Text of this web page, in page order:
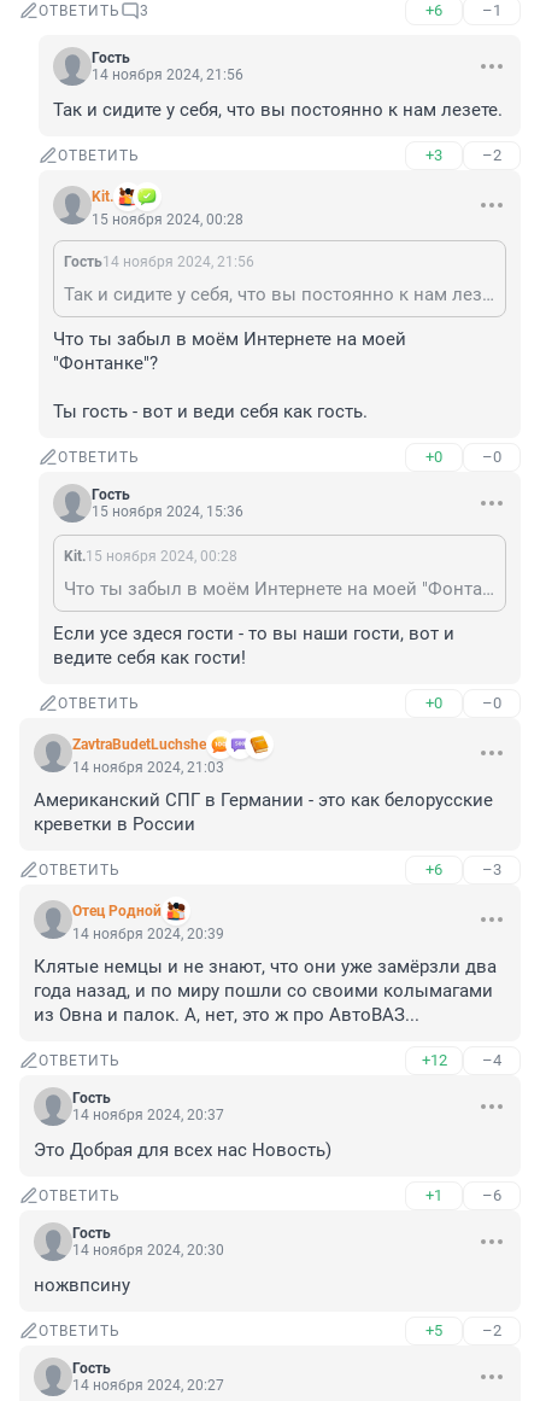
ОТВЕТИТЬ 3 +6 –1
Гость
14 ноября 2024, 21:56
Так и сидите у себя, что вы постоянно к нам лезете.
ОТВЕТИТЬ +3 –2
Kit.
15 ноября 2024, 00:28
Гость14 ноября 2024, 21:56
Так и сидите у себя, что вы постоянно к нам лезете.
Что ты забыл в моём Интернете на моей
"Фонтанке"?
Ты гость - вот и веди себя как гость.
ОТВЕТИТЬ +0 –0
Гость
15 ноября 2024, 15:36
Kit.15 ноября 2024, 00:28
Что ты забыл в моём Интернете на моей "Фонтанке"? Ты гость - вот и веди себя как гость.
Если усе здеся гости - то вы наши гости, вот и
ведите себя как гости!
ОТВЕТИТЬ +0 –0
ZavtraBudetLuchshe
14 ноября 2024, 21:03
Американский СПГ в Германии - это как белорусские
креветки в России
ОТВЕТИТЬ +6 –3
Отец Родной
14 ноября 2024, 20:39
Клятые немцы и не знают, что они уже замёрзли два
года назад, и по миру пошли со своими колымагами
из Овна и палок. А, нет, это ж про АвтоВАЗ...
ОТВЕТИТЬ +12 –4
Гость
14 ноября 2024, 20:37
Это Добрая для всех нас Новость)
ОТВЕТИТЬ +1 –6
Гость
14 ноября 2024, 20:30
ножвпсину
ОТВЕТИТЬ +5 –2
Гость
14 ноября 2024, 20:27